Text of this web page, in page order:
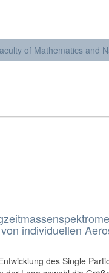
of Mathematics and
individuellen
des Single